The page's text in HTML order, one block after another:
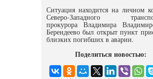
Ситуация находится на личном
Северо-Западного
прокурора Владимира
Берендеево был открыт пункт
близких погибших в аварии.
Поделиться новостью: